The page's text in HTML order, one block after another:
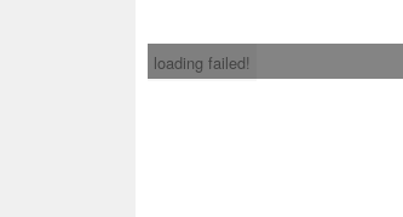
loading failed!